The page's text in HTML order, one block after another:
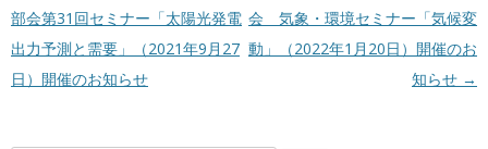
部会第31回セミナー「太陽光発電
出力予測と需要」（2021年9月27
日）開催のお知らせ
会 気象・環境セミナー「気候変
動」（2022年1月20日）開催のお
知らせ →